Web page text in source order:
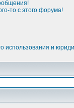
то с этого форума!
использования и